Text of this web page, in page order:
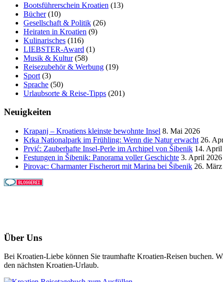
Bootsführerschein Kroatien (13)
Bücher(10)
Gesellschaft & Politik (26)
Heiraten in Kroatien (9)
Kulinarisches (116)
LIEBSTER-Award (1)
Musik & Kultur(58)
Reisezubehör & Werbung (19)
Sport (3)
Sprache (50)
Urlaubsorte & Reise-Tipps (201)
Neuigkeiten
Krapanj – Kroatiens kleinste bewohnte Insel 8. Mai 2026
Krka Nationalpark im Frühling: Wenn die Natur erwacht 26.
Prvić: Zauberhafte Insel-Perle im Archipel von Šibenik 14.
Festungen in Šibenik: Panorama voller Geschichte 3. April 2026
Pirovac: Charmanter Fischerort mit Marina bei Šibenik 26.
Über Uns
Bei Kroatien-Liebe können Sie traumhafte Kroatien-Reisen buchen.
den nächsten Kroatien-Urlaub.